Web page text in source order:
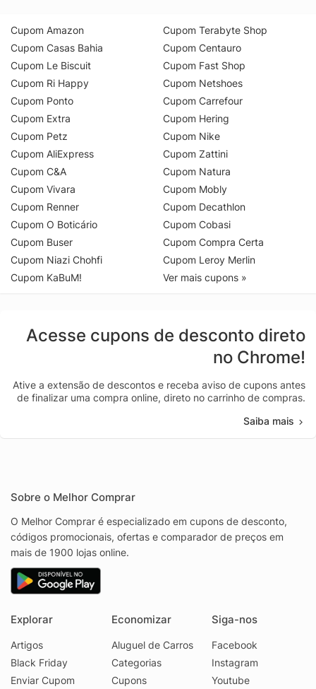
Cupom Amazon
Cupom Casas Bahia
Cupom Le Biscuit
Cupom Ri Happy
Cupom Ponto
Cupom Extra
Cupom Petz
Cupom AliExpress
Cupom C&A
Cupom Vivara
Cupom Renner
Cupom O Boticário
Cupom Buser
Cupom Niazi Chohfi
Cupom KaBuM!
Cupom Terabyte Shop
Cupom Centauro
Cupom Fast Shop
Cupom Netshoes
Cupom Carrefour
Cupom Hering
Cupom Nike
Cupom Zattini
Cupom Natura
Cupom Mobly
Cupom Decathlon
Cupom Cobasi
Cupom Compra Certa
Cupom Leroy Merlin
Ver mais cupons »
Acesse cupons de desconto direto
no Chrome!
Ative a extensão de descontos e receba aviso de cupons antes
de finalizar uma compra online, direto no carrinho de compras.
Saiba mais
Sobre o Melhor Comprar
O Melhor Comprar é especializado em cupons de desconto,
códigos promocionais, ofertas e comparador de preços em
mais de 1900 lojas online.
Explorar
Artigos
Black Friday
Enviar Cupom
Economizar
Aluguel de Carros
Categorias
Cupons
Siga-nos
Facebook
Instagram
Youtube